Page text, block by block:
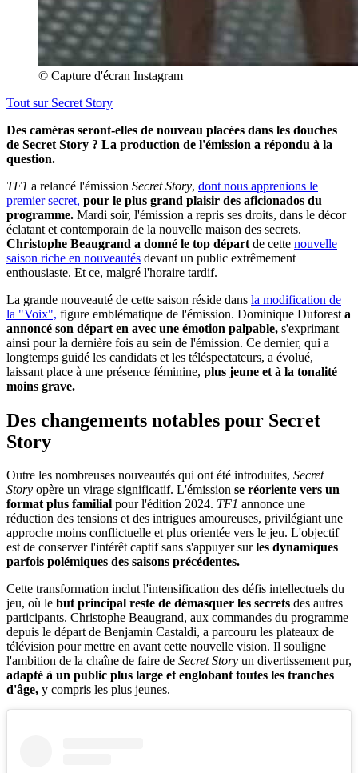
© Capture d'écran Instagram
Tout sur Secret Story
Des caméras seront-elles de nouveau placées dans les douches
de Secret Story ? La production de l'émission a répondu à la
question.
TF1 a relancé l'émission Secret Story, dont nous apprenions le
premier secret, pour le plus grand plaisir des aficionados du
programme. Mardi soir, l'émission a repris ses droits, dans le décor
éclatant et contemporain de la nouvelle maison des secrets.
Christophe Beaugrand a donné le top départ de cette nouvelle
saison riche en nouveautés devant un public extrêmement
enthousiaste. Et ce, malgré l'horaire tardif.
La grande nouveauté de cette saison réside dans la modification de
la "Voix", figure emblématique de l'émission. Dominique Duforest a
annoncé son départ en avec une émotion palpable, s'exprimant
ainsi pour la dernière fois au sein de l'émission. Ce dernier, qui a
longtemps guidé les candidats et les téléspectateurs, a évolué,
laissant place à une présence féminine, plus jeune et à la tonalité
moins grave.
Des changements notables pour Secret
Story
Outre les nombreuses nouveautés qui ont été introduites, Secret
Story opère un virage significatif. L'émission se réoriente vers un
format plus familial pour l'édition 2024. TF1 annonce une
réduction des tensions et des intrigues amoureuses, privilégiant une
approche moins conflictuelle et plus orientée vers le jeu. L'objectif
est de conserver l'intérêt captif sans s'appuyer surles dynamiques
parfois polémiques des saisons précédentes.
Cette transformation inclut l'intensification des défis intellectuels du
jeu, où le but principal reste de démasquer les secrets des autres
participants. Christophe Beaugrand, aux commandes du programme
depuis le départ de Benjamin Castaldi, a parcouru les plateaux de
télévision pour mettre en avant cette nouvelle vision. Il souligne
l'ambition de la chaîne de faire de Secret Story un divertissement pur,
adapté à un public plus large et englobant toutes les tranches
d'âge, y compris les plus jeunes.